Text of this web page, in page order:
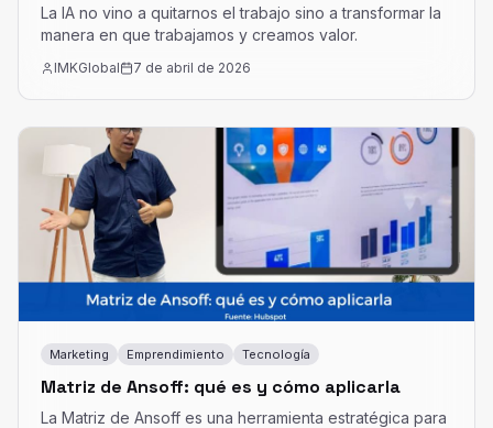
La IA no vino a quitarnos el trabajo sino a transformar la
manera en que trabajamos y creamos valor.
IMKGlobal 7 de abril de 2026
Marketing Emprendimiento Tecnología
Matriz de Ansoff: qué es y cómo aplicarla
La Matriz de Ansoff es una herramienta estratégica para